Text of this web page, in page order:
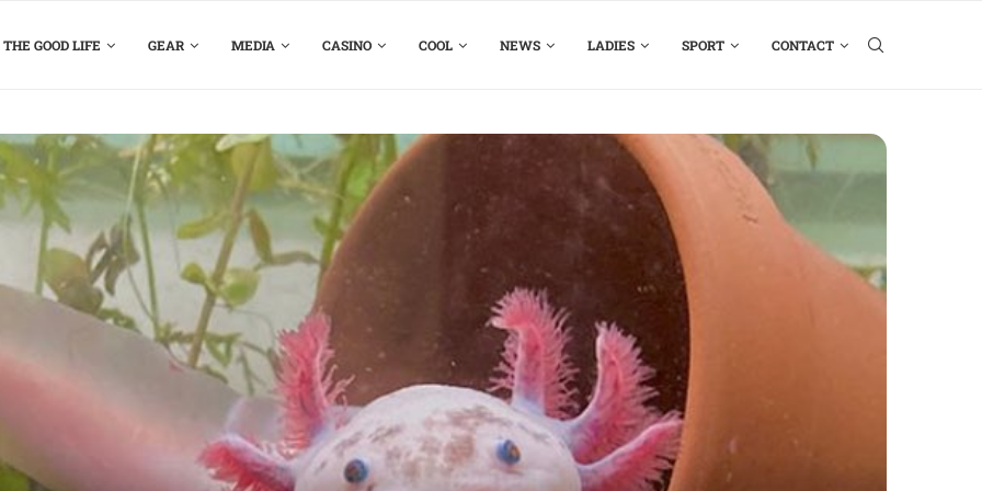
THE GOOD LIFE GEAR MEDIA CASINO COOL NEWS LADIES SPORT CONTACT